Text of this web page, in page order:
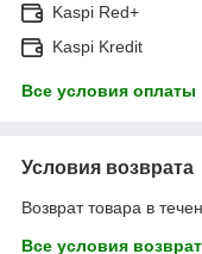
Kaspi Red+
Kaspi Kredit
Все условия оплаты
Условия возврата
Возврат товара в
Все условия